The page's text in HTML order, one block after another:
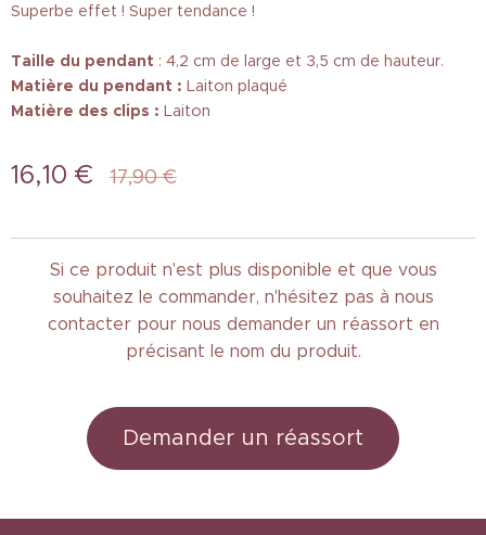
Superbe effet ! Super tendance !
Taille du pendant : 4,2 cm de large et 3,5 cm de hauteur.
Matière du pendant : Laiton plaqué
Matière des clips : Laiton
16,10 € 17,90€
Si ce produit n'est plus disponible et que vous
souhaitez le commander, n'hésitez pas à nous
contacter pour nous demander un réassort en
précisant le nom du produit.
Demander un réassort